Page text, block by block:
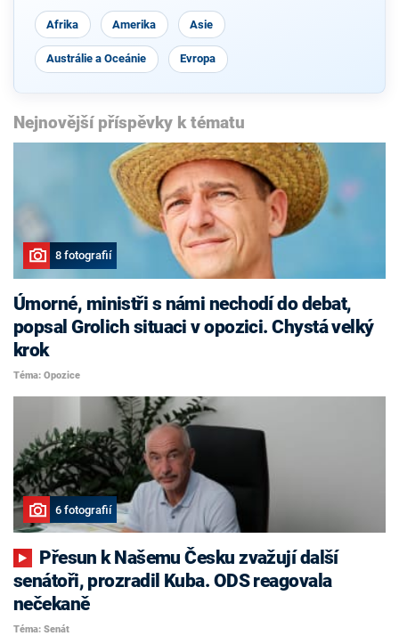
Afrika Amerika Asie
Austrálie a Oceánie Evropa
Nejnovější příspěvky k tématu
8 fotografií
Úmorné, ministři s námi nechodí do debat,
popsal Grolich situaci v opozici. Chystá velký
krok
Téma: Opozice
6 fotografií
senátoři, prozradil Kuba. ODS reagovala
nečekaně
Téma: Senát